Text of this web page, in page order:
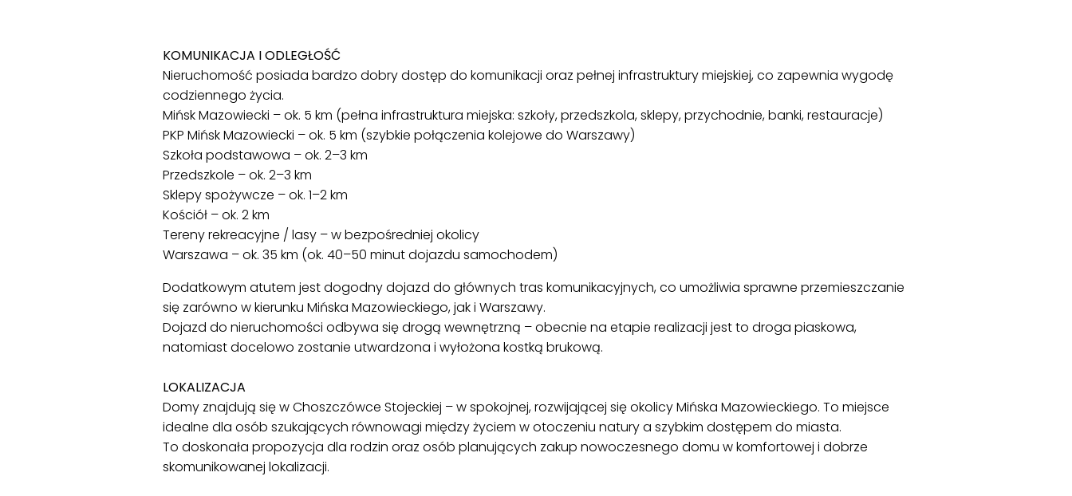
KOMUNIKACJA I ODLEGŁOŚĆ
Nieruchomość posiada bardzo dobry dostęp do komunikacji oraz pełnej infrastruktury miejskiej, co zapewnia wygodę
codziennego życia.
Mińsk Mazowiecki – ok. 5 km (pełna infrastruktura miejska: szkoły, przedszkola, sklepy, przychodnie, banki, restauracje)
PKP Mińsk Mazowiecki – ok. 5 km (szybkie połączenia kolejowe do Warszawy)
Szkoła podstawowa – ok. 2–3 km
Przedszkole – ok. 2–3 km
Sklepy spożywcze – ok. 1–2 km
Kościół – ok. 2 km
Tereny rekreacyjne / lasy – w bezpośredniej okolicy
Warszawa – ok. 35 km (ok. 40–50 minut dojazdu samochodem)
Dodatkowym atutem jest dogodny dojazd do głównych tras komunikacyjnych, co umożliwia sprawne przemieszczanie
się zarówno w kierunku Mińska Mazowieckiego, jak i Warszawy.
Dojazd do nieruchomości odbywa się drogą wewnętrzną – obecnie na etapie realizacji jest to droga piaskowa,
natomiast docelowo zostanie utwardzona i wyłożona kostką brukową.
LOKALIZACJA
Domy znajdują się w Choszczówce Stojeckiej – w spokojnej, rozwijającej się okolicy Mińska Mazowieckiego. To miejsce
idealne dla osób szukających równowagi między życiem w otoczeniu natury a szybkim dostępem do miasta.
To doskonała propozycja dla rodzin oraz osób planujących zakup nowoczesnego domu w komfortowej i dobrze
skomunikowanej lokalizacji.